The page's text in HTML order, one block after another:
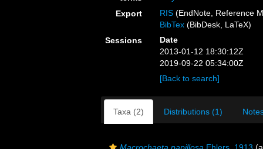
Export
RIS (EndNote, Reference
BibTex (BibDesk, LaTeX)
Sessions
Date
2013-01-12 18:30:12Z
2019-09-22 05:34:00Z
[Back to search]
Taxa (2) Distributions (1)